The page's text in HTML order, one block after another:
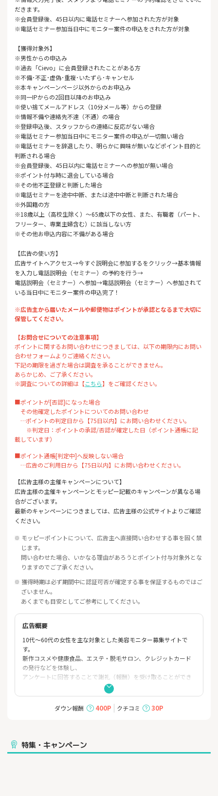
だきます。
※会員登録後、45日以内に電話セミナーへ参加された方が対象
※電話セミナー参加当日中にモニター案件の申込をされた方が対象
【獲得対象外】
※男性からの申込み
※過去「Cievo」に会員登録されたことがある方
※不備･不正･虚偽･重複･いたずら･キャンセル
※本キャンペーンページ以外からのお申込み
※同一IPからの2回目以降のお申込み
※使い捨てメールアドレス（10分メール等）からの登録
※情報不備や連絡先不達（不通）の場合
※登録申込後、スタッフからの連絡に反応がない場合
※電話セミナー参加当日中にモニター案件の申込が一切無い場合
※電話セミナーを辞退したり、明らかに興味が無いなどポイント目的と
判断される場合
※会員登録後、45日以内に電話セミナーへの参加が無い場合
※ポイント付与時に退会している場合
※その他不正登録と判断した場合
※電話セミナーを途中中断、または途中中断と判断された場合
※外国籍の方
※18歳以上（高校生除く）～65歳以下の女性、また、有職者（パート、
フリーター、専業主婦含む）に該当しない方
※その他お申込内容に不備がある場合
【広告の使い方】
広告サイトへアクセス→今すぐ説明会に参加するをクリック→基本情報
を入力し電話説明会（セミナー）の予約を行う→
電話説明会（セミナー）へ参加→電話説明会（セミナー）へ参加されて
いる当日中にモニター案件の申込完了！
※広告主から届いたメールや郵便物はポイントが承認となるまで大切に
保管してください。
【お問合せについての注意事項】
ポイントに関するお問い合わせにつきましては、以下の期限内にお問い
合わせフォームよりご連絡ください。
下記の期限を過ぎた場合は調査を承ることができません。
あらかじめ、ご了承ください。
※調査についての詳細は【こちら】をご確認ください。
■ポイントが[否認]になった場合
その他確定したポイントについてのお問い合わせ
…ポイントの判定日から【75日以内】にお問い合わせください。
※判定日：ポイントの承認/否認が確定した日（ポイント通帳に記
載しています）
■ポイント通帳[判定中]へ反映しない場合
…広告のご利用日から【75日以内】にお問い合わせください。
【広告主様の主催キャンペーンについて】
広告主様の主催キャンペーンとモッピー記載のキャンペーンが異なる場
合がございます。
最新のキャンペーンにつきましては、広告主様の公式サイトよりご確認
ください。
※ モッピーポイントについて、広告主へ直接問い合わせする事を固く禁
じます。
問い合わせた場合、いかなる理由があろうとポイント付与対象外とな
りますのでご了承ください。
※ 獲得時期は必ず期間中に認証可否が確定する事を保証するものではご
ざいません。
あくまでも目安としてご参考にしてください。
広告概要
10代〜60代の女性を主な対象とした美容モニター募集サイトで
す。
新作コスメや健康食品、エステ・脱毛サロン、クレジットカード
の発行などを体験し、
アンケートに回答することで謝礼（報酬）を受け取ることができ
会員登録や説明会への参加に費用はかかりません。
ノルマはなく、空いた時間を利用して自分のペースで参加できる
「副業」や「お小遣い稼ぎ」として提案されています。
ダウン報酬 400P クチコミ 30P
特集・キャンペーン